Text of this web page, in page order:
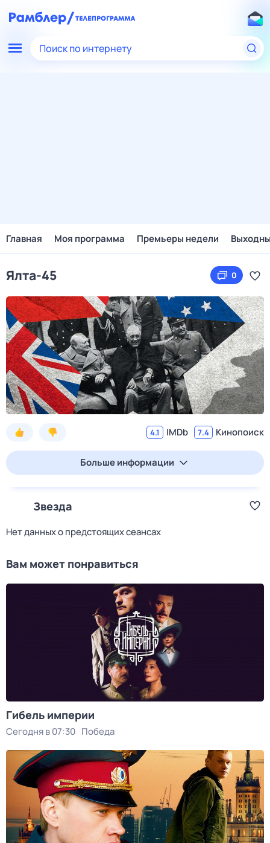
Поиск по интернету
Главная Моя программа Премьеры недели
Ялта-45 0
4.1 IMDb 7.4 Кинопоиск
Больше информации
Звезда
Нет данных о предстоящих сеансах
Вам может понравиться
Гибель империи
Сегодня в 07:30 Победа